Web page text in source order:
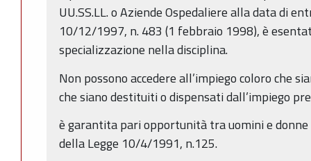
UU.SS.LL. o Aziende Ospedaliere alla data di
10/12/1997, n. 483 (1 febbraio 1998), è
specializzazione nella disciplina.
Non possono accedere all’impiego coloro che
che siano destituiti o dispensati dall’impiego
è garantita pari opportunità tra uomini e donne
della Legge 10/4/1991, n.125.